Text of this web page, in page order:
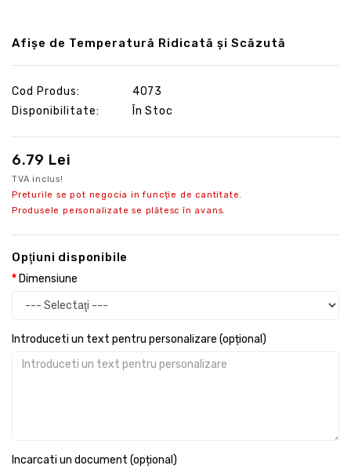
Afișe de Temperatură Ridicată și Scăzută
Cod Produs:
4073
Disponibilitate:
În Stoc
6.79 Lei
TVA inclus!
Preturile se pot negocia in funcție de cantitate.
Produsele personalizate se plătesc în avans.
Opţiuni disponibile
Dimensiune
Introduceti un text pentru personalizare (opțional)
Incarcati un document (opțional)